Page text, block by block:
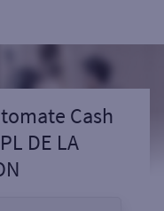
Cash
DE LA